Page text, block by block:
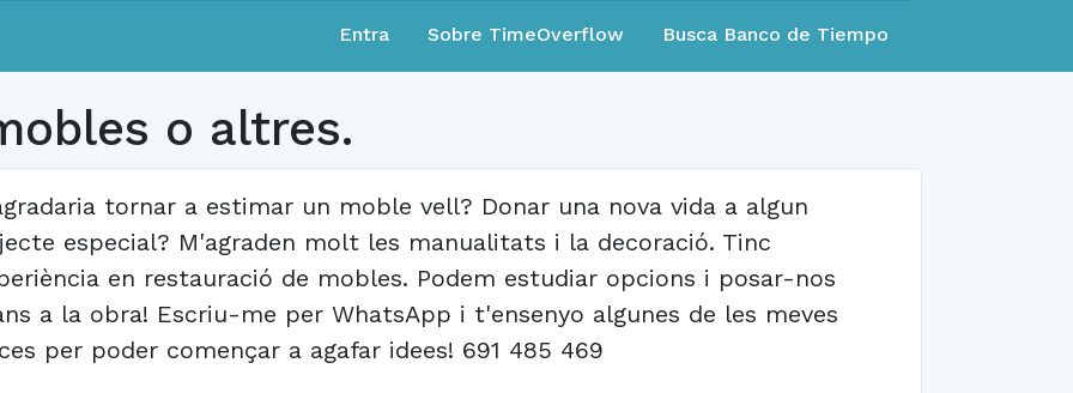
Entra Sobre TimeOverflow Busca Banco de Tiempo
o altres.
tornar a estimar un moble vell? Donar una nova vida a algun
especial? M'agraden molt les manualitats i la decoració. Tinc
en restauració de mobles. Podem estudiar opcions i posar-nos
a la obra! Escriu-me per WhatsApp i t'ensenyo algunes de les meves
per poder començar a agafar idees! 691 485 469